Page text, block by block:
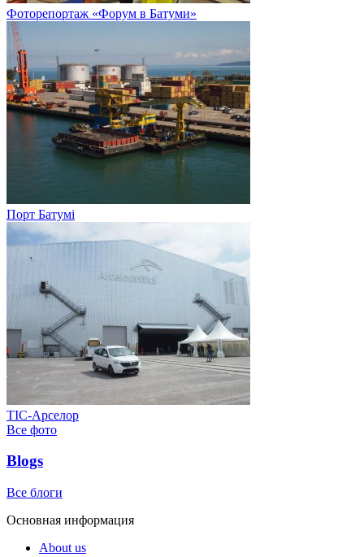
Фоторепортаж «Форум в Батуми»
Порт Батумі
ТІС-Арселор
Все фото
Blogs
Все блоги
Основная информация
About us